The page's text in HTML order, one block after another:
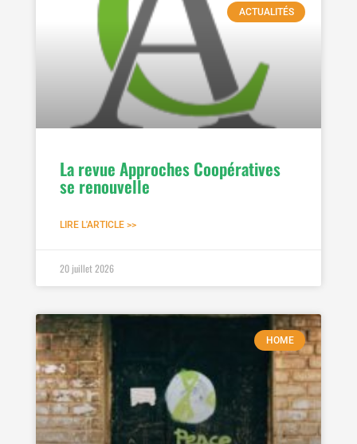
ACTUALITÉS
La revue Approches Coopératives
se renouvelle
LIRE L'ARTICLE >>
20 juillet 2026
HOME